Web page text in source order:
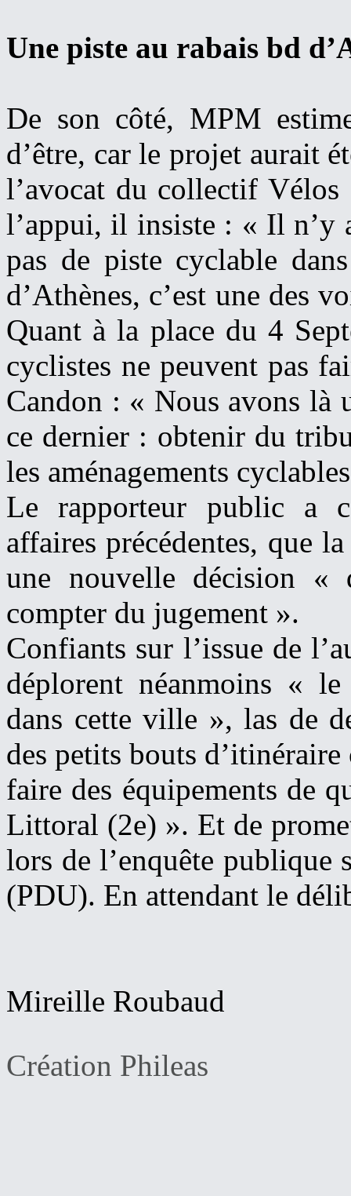
Une piste au rabais bd
De son côté, MPM
d’être, car le projet aurait
l’avocat du collectif
l’appui, il insiste : « Il n’y
pas de piste cyclable
d’Athènes, c’est une des
Quant à la place du 4
cyclistes ne peuvent pas
Candon : « Nous avons là
ce dernier : obtenir du
les aménagements
Le rapporteur public a
affaires précédentes, que
une nouvelle décision
compter du jugement ».
Confiants sur l’issue de
déplorent néanmoins «
dans cette ville », las de
des petits bouts
faire des équipements de
Littoral (2e) ». Et de
lors de l’enquête publique
(PDU). En attendant le
Mireille Roubaud
Création Phileas